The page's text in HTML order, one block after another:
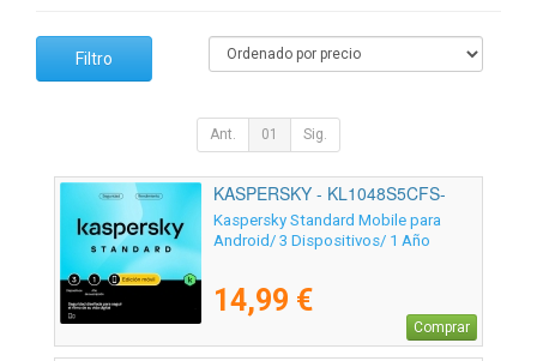
Filtro
Ant. 01 Sig.
KASPERSKY - KL1048S5CFS-
MSBES
Kaspersky Standard Mobile para
Android/ 3 Dispositivos/ 1 Año
14,99 €
Comprar